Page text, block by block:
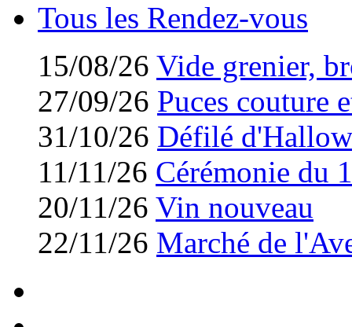
Tous les Rendez-vous
15/08/26 Vide grenier,
27/09/26 Puces couture
31/10/26 Défilé
11/11/26 Cérémonie du
20/11/26 Vin nouveau
22/11/26 Marché de